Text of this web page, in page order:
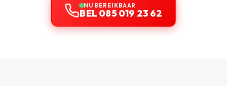
NU BEREIKBAAR
BEL 085 019 23 62